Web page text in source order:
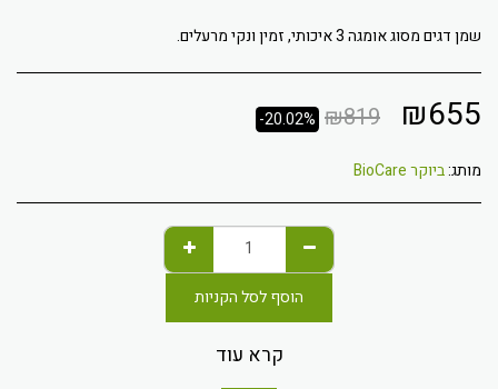
שמן דגים מסוג אומגה 3 איכותי, זמין ונקי מרעלים.
₪655
₪819
-20.02%
מותג:ביוקר BioCare
הוסף לסל הקניות
קרא עוד